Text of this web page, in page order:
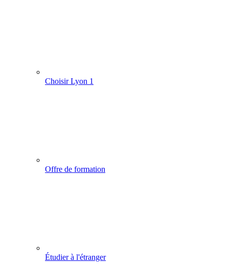
Choisir Lyon 1
Offre de formation
Étudier à l'étranger